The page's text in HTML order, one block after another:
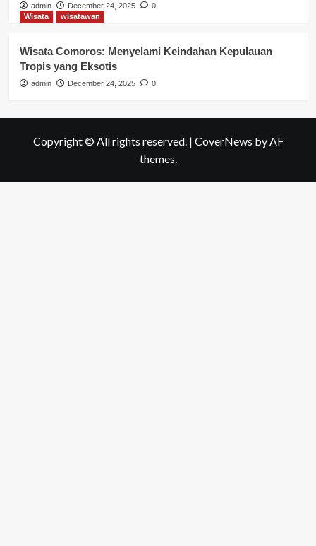
admin December 24, 2025
0
Wisata
wisatawan
Wisata Comoros: Menyelami Keindahan Kepulauan
Tropis yang Eksotis
admin December 24, 2025 0
Copyright © All rights reserved. | CoverNews by AF
themes.